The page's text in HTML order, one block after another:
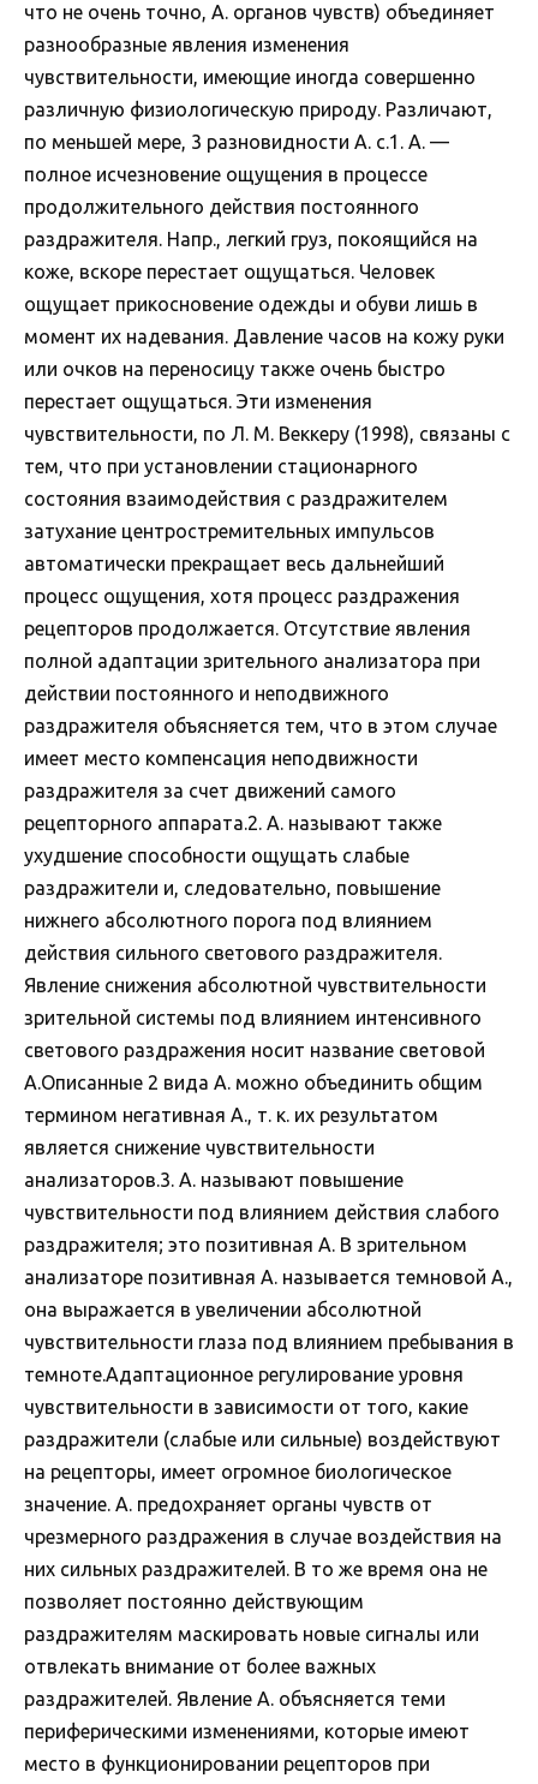
что не очень точно, А. органов чувств) объединяет
разнообразные явления изменения
чувствительности, имеющие иногда совершенно
различную физиологическую природу. Различают,
по меньшей мере, 3 разновидности А. с.1. А. —
полное исчезновение ощущения в процессе
продолжительного действия постоянного
раздражителя. Напр., легкий груз, покоящийся на
коже, вскоре перестает ощущаться. Человек
ощущает прикосновение одежды и обуви лишь в
момент их надевания. Давление часов на кожу руки
или очков на переносицу также очень быстро
перестает ощущаться. Эти изменения
чувствительности, по Л. М. Веккеру (1998), связаны с
тем, что при установлении стационарного
состояния взаимодействия с раздражителем
затухание центростремительных импульсов
автоматически прекращает весь дальнейший
процесс ощущения, хотя процесс раздражения
рецепторов продолжается. Отсутствие явления
полной адаптации зрительного анализатора при
действии постоянного и неподвижного
раздражителя объясняется тем, что в этом случае
имеет место компенсация неподвижности
раздражителя за счет движений самого
рецепторного аппарата.2. А. называют также
ухудшение способности ощущать слабые
раздражители и, следовательно, повышение
нижнего абсолютного порога под влиянием
действия сильного светового раздражителя.
Явление снижения абсолютной чувствительности
зрительной системы под влиянием интенсивного
светового раздражения носит название световой
А.Описанные 2 вида А. можно объединить общим
термином негативная А., т. к. их результатом
является снижение чувствительности
анализаторов.3. А. называют повышение
чувствительности под влиянием действия слабого
раздражителя; это позитивная А. В зрительном
анализаторе позитивная А. называется темновой А.,
она выражается в увеличении абсолютной
чувствительности глаза под влиянием пребывания в
темноте.Адаптационное регулирование уровня
чувствительности в зависимости от того, какие
раздражители (слабые или сильные) воздействуют
на рецепторы, имеет огромное биологическое
значение. А. предохраняет органы чувств от
чрезмерного раздражения в случае воздействия на
них сильных раздражителей. В то же время она не
позволяет постоянно действующим
раздражителям маскировать новые сигналы или
отвлекать внимание от более важных
раздражителей. Явление А. объясняется теми
периферическими изменениями, которые имеют
место в функционировании рецепторов при